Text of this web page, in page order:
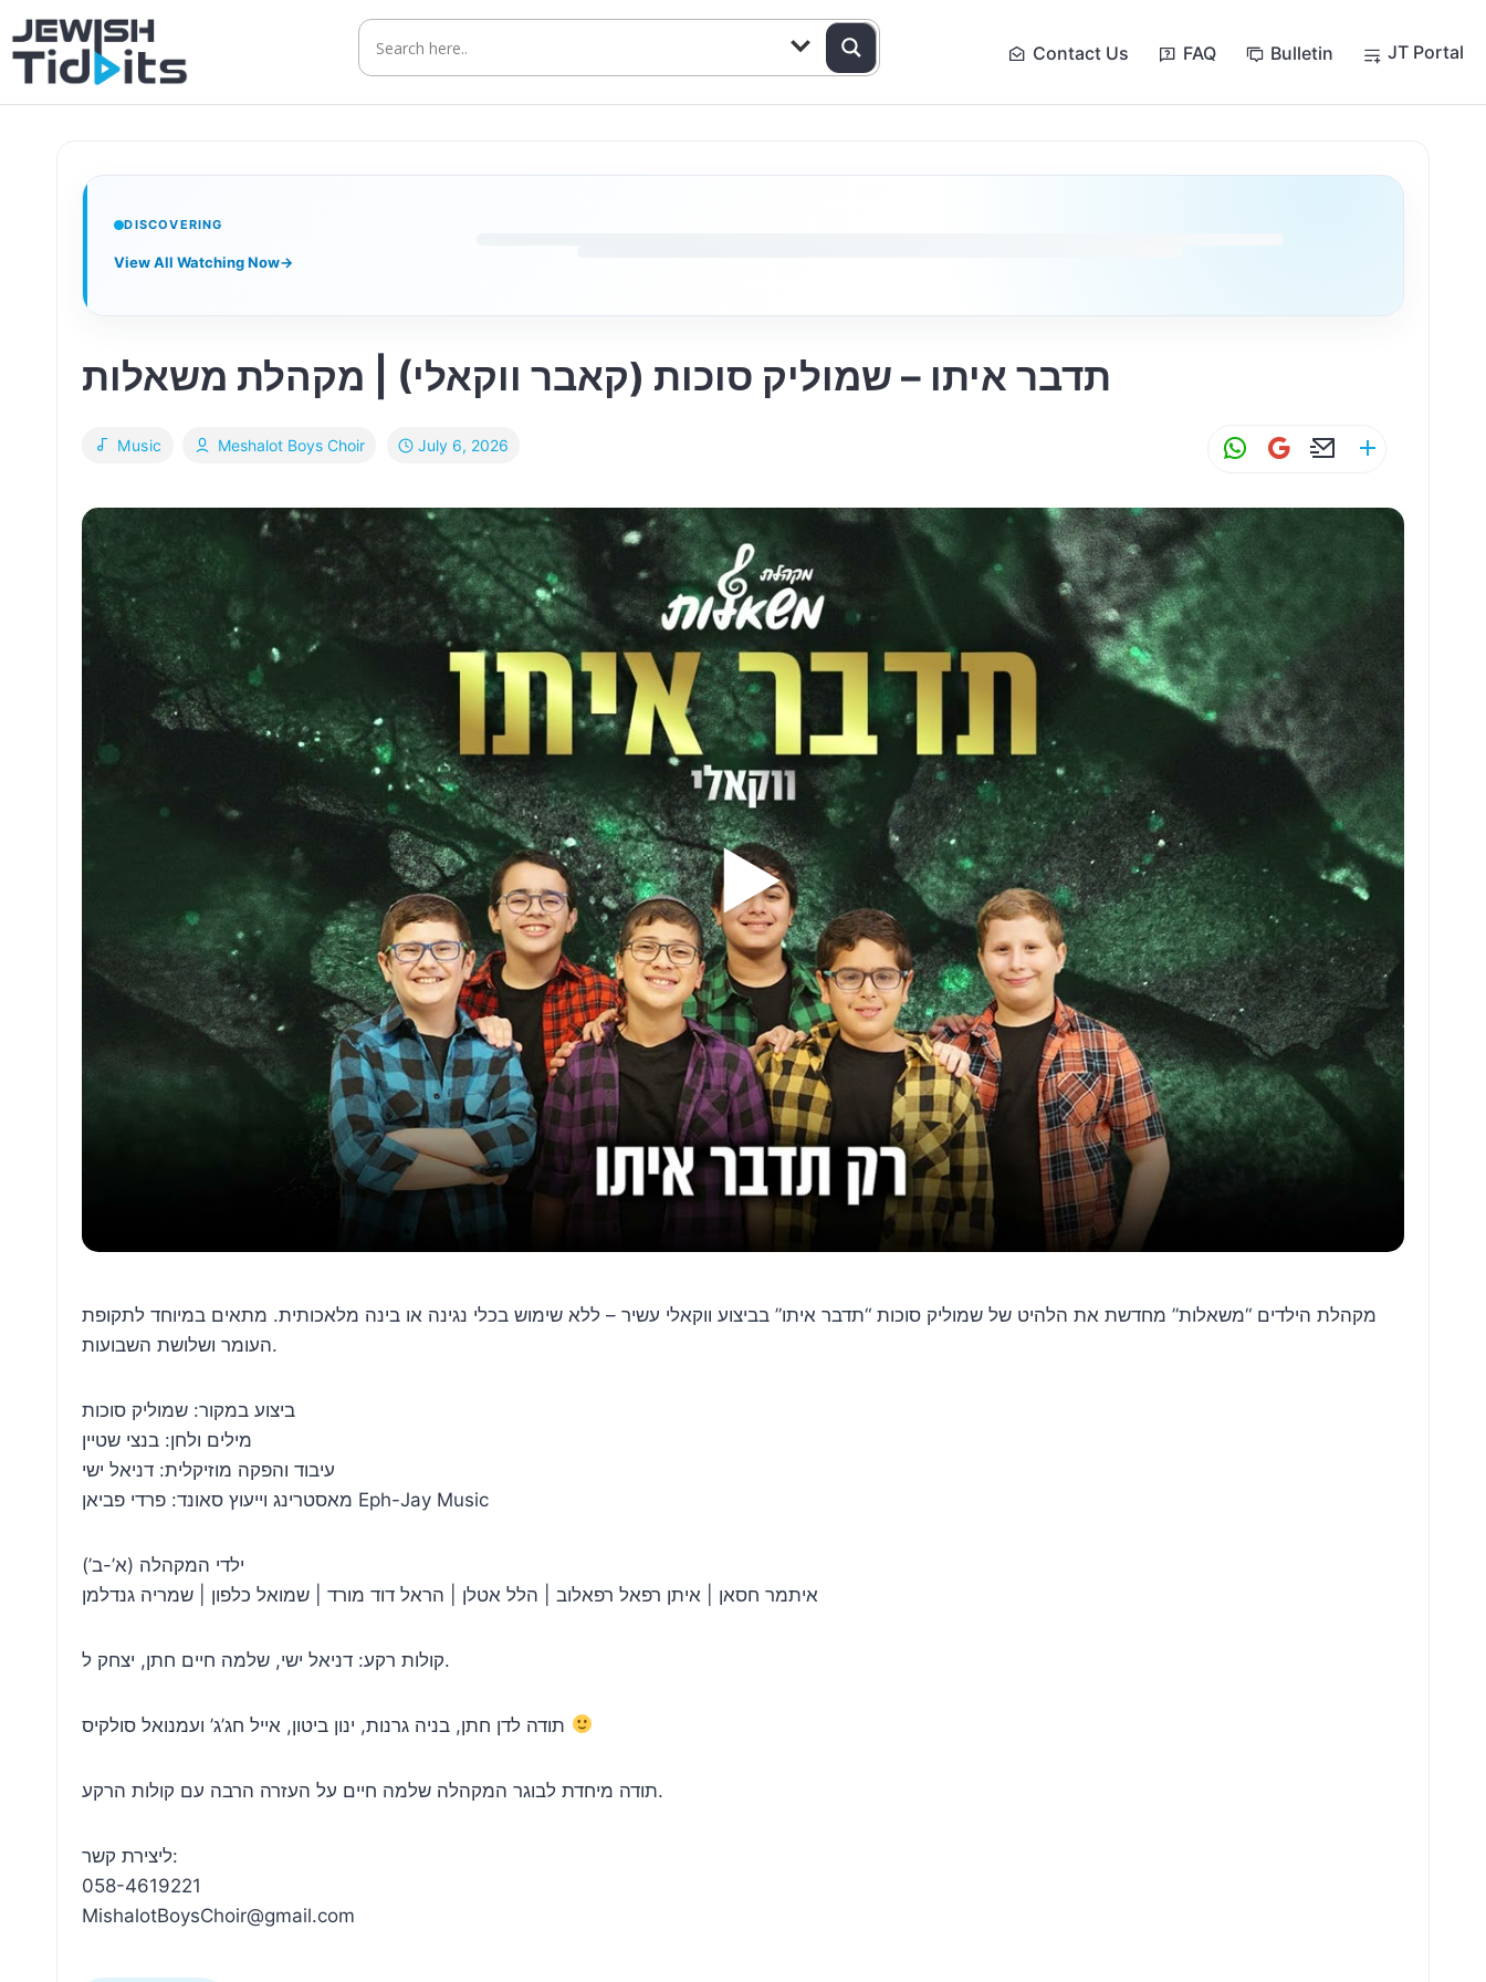
Skip
to
content
Contact Us FAQ Bulletin JT Portal
DISCOVERING
View All Watching Now→
Music
תדבר איתו – שמוליק סוכות (קאבר ווקאלי) | מקהלת משאלות
Meshalot Boys Choir July 6, 2026
W
at
s
A
p
p
G
ai
l
E
ai ar
מקהלת הילדים “משאלות” מחדשת את הלהיט של שמוליק סוכות “תדבר איתו” בביצוע ווקאלי עשיר – ללא שימוש בכלי נגינה או בינה מלאכותית. מתאים במיוחד לתקופת
העומר ושלושת השבועות.
ביצוע במקור: שמוליק סוכות
מילים ולחן: בנצי שטיין
עיבוד והפקה מוזיקלית: דניאל ישי
מאסטרינג וייעוץ סאונד: פרדי פביאן Eph-Jay Music
ילדי המקהלה (א’-ב’)
איתמר חסאן | איתן רפאל רפאלוב | הלל אטלן | הראל דוד מורד | שמואל כלפון | שמריה גנדלמן
קולות רקע: דניאל ישי, שלמה חיים חתן, יצחק ל.
תודה מיחדת לבוגר המקהלה שלמה חיים על העזרה הרבה עם קולות הרקע.
ליצירת קשר:
058-4619221
MishalotBoysChoir@gmail.com